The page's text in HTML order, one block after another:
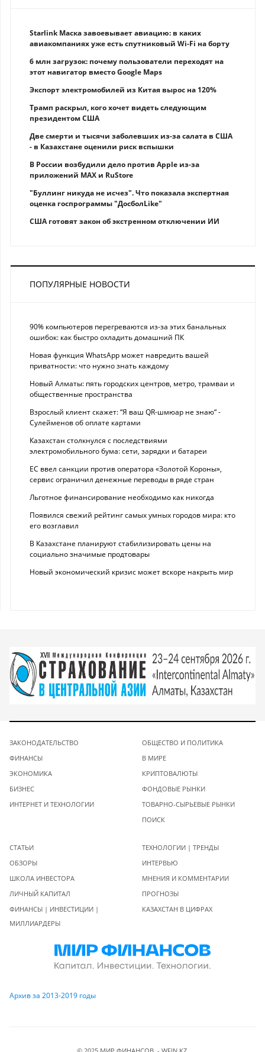
Starlink Маска завоевывает авиацию: в каких
авиакомпаниях уже есть спутниковый Wi-Fi на борту
6 млн загрузок: почему пользователи переходят на
этот навигатор вместо Google Maps
Экспорт электромобилей из Китая вырос на 120%
Трамп раскрыл, кого хочет видеть следующим
президентом США
Две смерти и тысячи заболевших из-за салата в США
- в Казахстане оценили риск вспышки
В России возбудили дело против Apple из-за
приложений MAX и RuStore
"Буллинг никуда не исчез". Что показала экспертная
оценка госпрограммы "ДосболLike"
США готовят закон об экстренном отключении ИИ
ПОПУЛЯРНЫЕ НОВОСТИ
90% компьютеров перегреваются из-за этих банальных
ошибок: как быстро охладить домашний ПК
Новая функция WhatsApp может навредить вашей
приватности: что нужно знать каждому
Новый Алматы: пять городских центров, метро, трамваи и
общественные пространства
Взрослый клиент скажет: “Я ваш QR-шмюар не знаю“ -
Сулейменов об оплате картами
Казахстан столкнулся с последствиями
электромобильного бума: сети, зарядки и батареи
ЕС ввел санкции против оператора «Золотой Короны»,
сервис ограничил денежные переводы в ряде стран
Льготное финансирование необходимо как никогда
Появился свежий рейтинг самых умных городов мира: кто
его возглавил
В Казахстане планируют стабилизировать цены на
социально значимые продтовары
Новый экономический кризис может вскоре накрыть мир
ЗАКОНОДАТЕЛЬСТВО
ФИНАНСЫ
ЭКОНОМИКА
БИЗНЕС
ИНТЕРНЕТ И ТЕХНОЛОГИИ
ОБЩЕСТВО И ПОЛИТИКА
В МИРЕ
КРИПТОВАЛЮТЫ
ФОНДОВЫЕ РЫНКИ
ТОВАРНО-СЫРЬЕВЫЕ РЫНКИ
ПОИСК
СТАТЬИ
ОБЗОРЫ
ШКОЛА ИНВЕСТОРА
ЛИЧНЫЙ КАПИТАЛ
ФИНАНСЫ | ИНВЕСТИЦИИ |
МИЛЛИАРДЕРЫ
ТЕХНОЛОГИИ | ТРЕНДЫ
ИНТЕРВЬЮ
МНЕНИЯ И КОММЕНТАРИИ
ПРОГНОЗЫ
КАЗАХСТАН В ЦИФРАХ
Архив за 2013-2019 годы